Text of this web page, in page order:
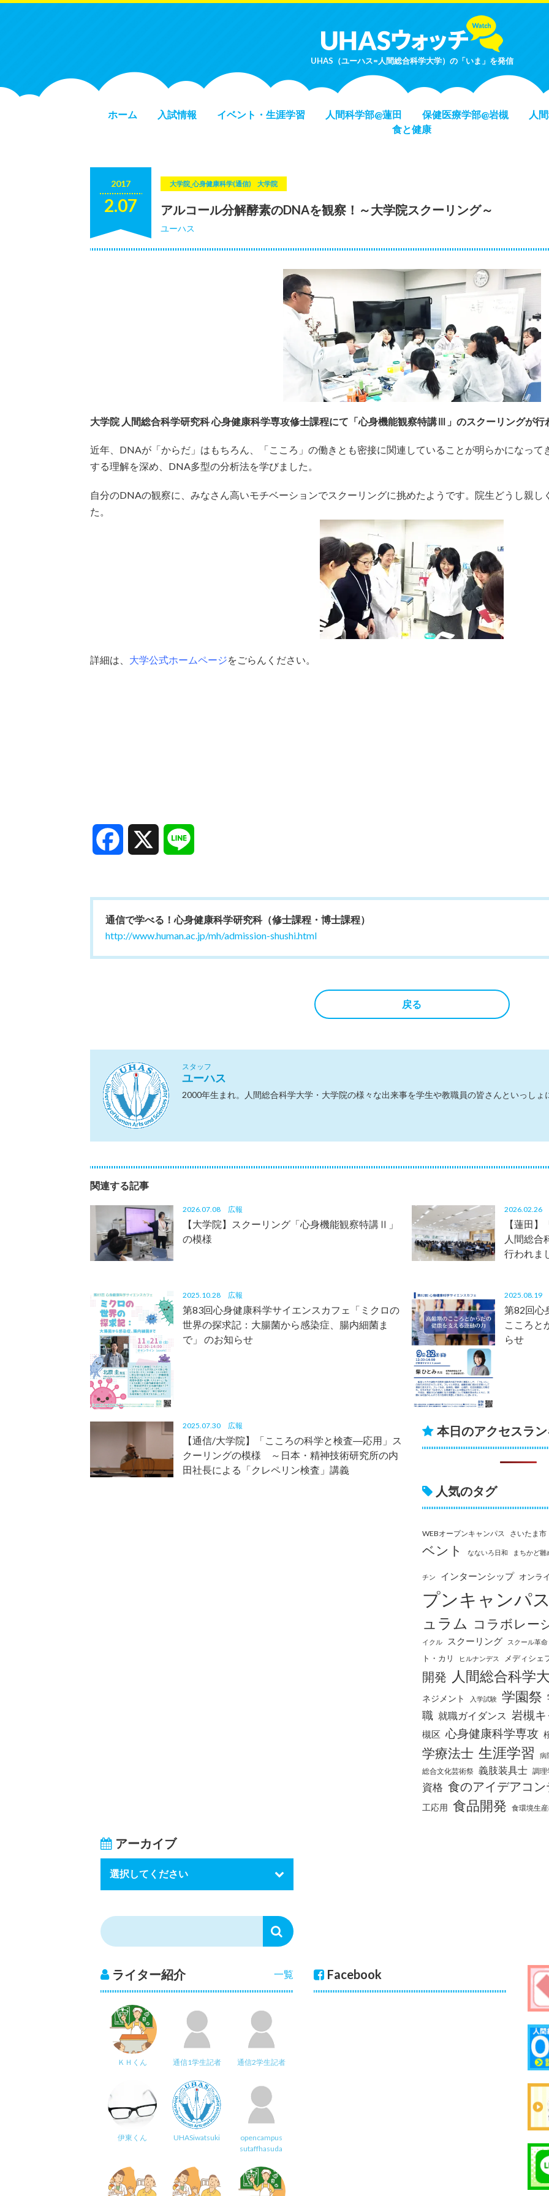
UHAS（ユーハス=人間総合科学大学）の「いま」を発信
ホーム 入試情報 イベント・生涯学習 人間科学部@蓮田 保健医療学部@岩槻 人
食と健康
2017
2.07
大学院_心身健康科学(通信) 大学院
アルコール分解酵素のDNAを観察！～大学院スクーリング～
ユーハス
大学院 人間総合科学研究科 心身健康科学専攻修士課程にて「心身機能観察特講Ⅲ」のスクーリングが行
近年、DNAが「からだ」はもちろん、「こころ」の働きとも密接に関連していることが明らかになっ
する理解を深め、DNA多型の分析法を学びました。
自分のDNAの観察に、みなさん高いモチベーションでスクーリングに挑めたようです。院生どうし親し
た。
詳細は、 大学公式ホームページをごらんください。
Facebook
通信で学べる！心身健康科学研究科（修士課程・博士課程）
http://www.human.ac.jp/mh/admission-shushi.html
戻る
スタッフ
ユーハス
2000年生まれ。人間総合科学大学・大学院の様々な出来事を学生や教職員の皆さんといっしょ
関連する記事
2026.07.08 広報
【大学院】スクーリング「心身機能観察特講Ⅱ」
の模様
2026.02.26
【蓮田
人間総合
行われま
2025.10.28 広報
第83回心身健康科学サイエンスカフェ「ミクロの
世界の探求記：大腸菌から感染症、腸内細菌ま
で」 のお知らせ
2025.08.19
第82回心
こころと
らせ
2025.07.30 広報
【通信/大学院】「こころの科学と検査―応用」ス
クーリングの模様 ～日本・精神技術研究所の内
田社長による「クレペリン検査」講義
本日のアクセスラ
人気のタグ
WEBオープンキャンパス さいたま市
ベント
なないろ日和 まちかど雛
チン インターンシップ オンラ
プンキャンパス
ュラム コラボレー
イクル
スクーリング スクール革命
ト・カリ
ヒルナンデス メディシェ
開発 人間総合科学
ネジメント
入学試験 学園祭
職 就職ガイダンス 岩槻キ
槻区 心身健康科学専攻
学療法士 生涯学習 病
総合文化芸術祭 義肢装具士 調理
資格 食のアイデアコン
工応用 食品開発 食環境生
アーカイブ
一覧
ライター紹介
ＫＨくん 通信1学生記者 通信2学生記者
伊東くん UHASiwatsuki
opencampus
sutaffhasuda
Facebook